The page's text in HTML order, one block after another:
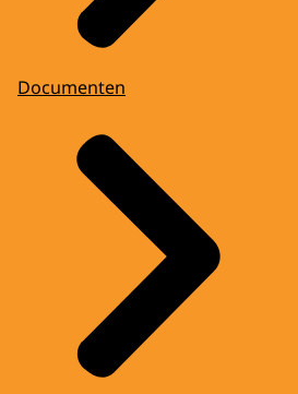
Documenten